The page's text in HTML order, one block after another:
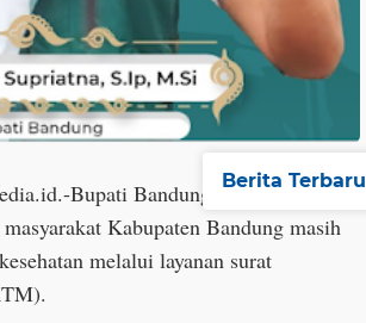
Bupati Bandung H.M Dadang
Kabupaten Bandung masih
melalui layanan surat
Berita Terbaru